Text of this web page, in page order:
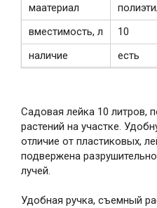
маатериал
вместимость, л
10
наличие
есть
Садовая лейка 10 литров,
растений на участке.
отличие от пластиковых,
подвержена
лучей.
Удобная ручка, съемный